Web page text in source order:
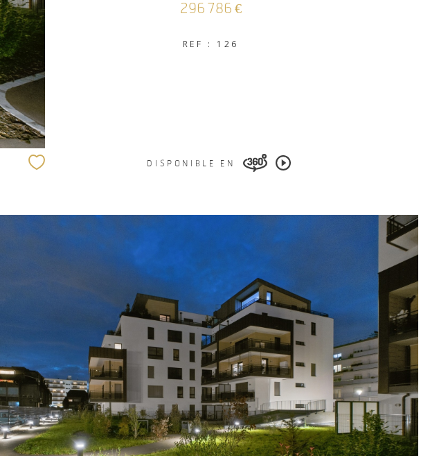
296 786 €
REF : 126
DISPONIBLE EN